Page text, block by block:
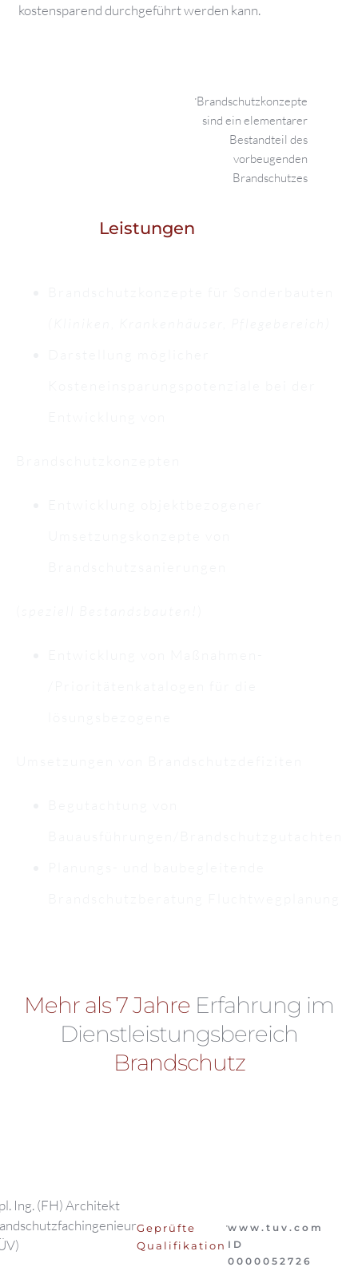
kostensparend durchgeführt werden kann.
Leistungen
Brandschutzkonzepte
sind ein elementarer
Bestandteil des
vorbeugenden
Brandschutzes
Mehr als 7 Jahre Erfahrung im
Dienstleistungsbereich
Brandschutz
Ing. (FH) Architekt
Geprüfte
Qualifikation
www.tuv.com
ID
0000052726